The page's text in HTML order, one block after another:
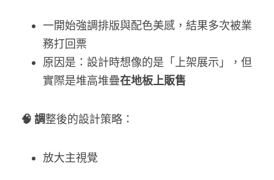
一開始強調排版與配色美感，結果多次被業
務打回票
原因是：設計時想像的是「上架展示」，但
實際是堆高堆疊在地板上販售
🧠 調整後的設計策略：
放大主視覺